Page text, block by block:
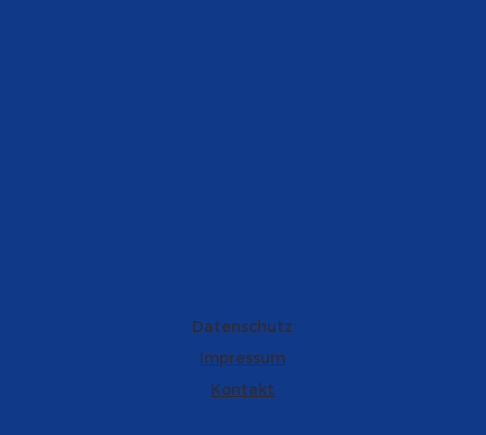
Datenschutz
Impressum
Kontakt